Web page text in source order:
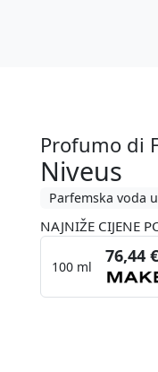
Profumo di
Niveus
Parfemska voda
NAJNIŽE CIJENE
100 ml
76,44